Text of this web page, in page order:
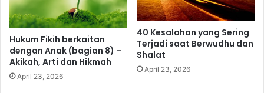
a
n
h
a
j
S
Hukum Fikih berkaitan
dengan Anak (bagian 8) –
Akikah, Arti dan Hikmah
April 23, 2026
40 Kesalahan yang Sering
Terjadi saat Berwudhu dan
Shalat
April 23, 2026